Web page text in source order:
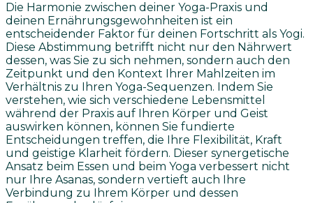
Die Harmonie zwischen deiner Yoga-Praxis und
deinen Ernährungsgewohnheiten ist ein
entscheidender Faktor für deinen Fortschritt als Yogi.
Diese Abstimmung betrifft nicht nur den Nährwert
dessen, was Sie zu sich nehmen, sondern auch den
Zeitpunkt und den Kontext Ihrer Mahlzeiten im
Verhältnis zu Ihren Yoga-Sequenzen. Indem Sie
verstehen, wie sich verschiedene Lebensmittel
während der Praxis auf Ihren Körper und Geist
auswirken können, können Sie fundierte
Entscheidungen treffen, die Ihre Flexibilität, Kraft
und geistige Klarheit fördern. Dieser synergetische
Ansatz beim Essen und beim Yoga verbessert nicht
nur Ihre Asanas, sondern vertieft auch Ihre
Verbindung zu Ihrem Körper und dessen